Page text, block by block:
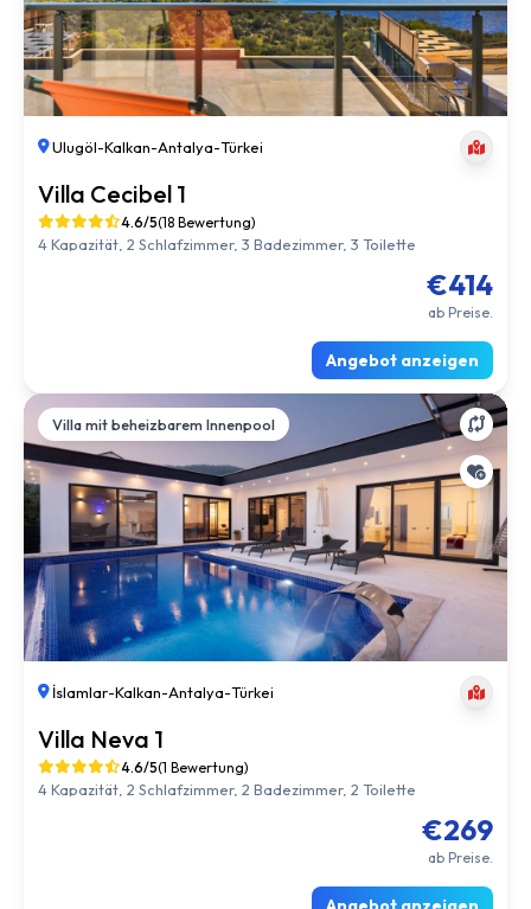
Ulugöl-Kalkan-Antalya-Türkei
Villa Cecibel 1
4.6/5(18 Bewertung)
4 Kapazität, 2 Schlafzimmer, 3 Badezimmer, 3 Toilette
€414
ab Preise.
Angebot anzeigen
Villa mit beheizbarem Innenpool
İslamlar-Kalkan-Antalya-Türkei
Villa Neva 1
4.6/5(1 Bewertung)
4 Kapazität, 2 Schlafzimmer, 2 Badezimmer, 2 Toilette
€269
ab Preise.